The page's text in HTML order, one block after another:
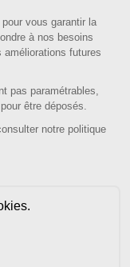
DIGITAL
conforme,
vous garantir la
à nos besoins
améliorations futures
pas paramétrables,
être déposés.
notre politique